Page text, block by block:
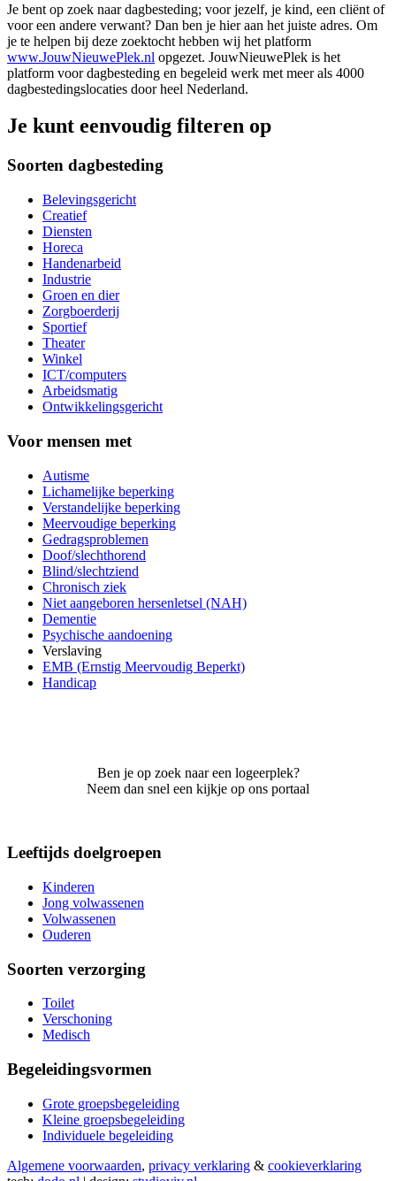
Je bent op zoek naar dagbesteding; voor jezelf, je kind, een cliënt of
voor een andere verwant? Dan ben je hier aan het juiste adres. Om
je te helpen bij deze zoektocht hebben wij het platform
www.JouwNieuwePlek.nl opgezet. JouwNieuwePlek is het
platform voor dagbesteding en begeleid werk met meer als 4000
dagbestedingslocaties door heel Nederland.
Je kunt eenvoudig filteren op
Soorten dagbesteding
Belevingsgericht
Creatief
Diensten
Horeca
Handenarbeid
Industrie
Groen en dier
Zorgboerderij
Sportief
Theater
Winkel
ICT/computers
Arbeidsmatig
Ontwikkelingsgericht
Voor mensen met
Autisme
Lichamelijke beperking
Verstandelijke beperking
Meervoudige beperking
Gedragsproblemen
Doof/slechthorend
Blind/slechtziend
Chronisch ziek
Niet aangeboren hersenletsel (NAH)
Dementie
Psychische aandoening
Verslaving
EMB (Ernstig Meervoudig Beperkt)
Handicap
Ben je op zoek naar een logeerplek?
Neem dan snel een kijkje op ons portaal
Leeftijds doelgroepen
Kinderen
Jong volwassenen
Volwassenen
Ouderen
Soorten verzorging
Toilet
Verschoning
Medisch
Begeleidingsvormen
Grote groepsbegeleiding
Kleine groepsbegeleiding
Individuele begeleiding
Algemene voorwaarden, privacy verklaring & cookieverklaring